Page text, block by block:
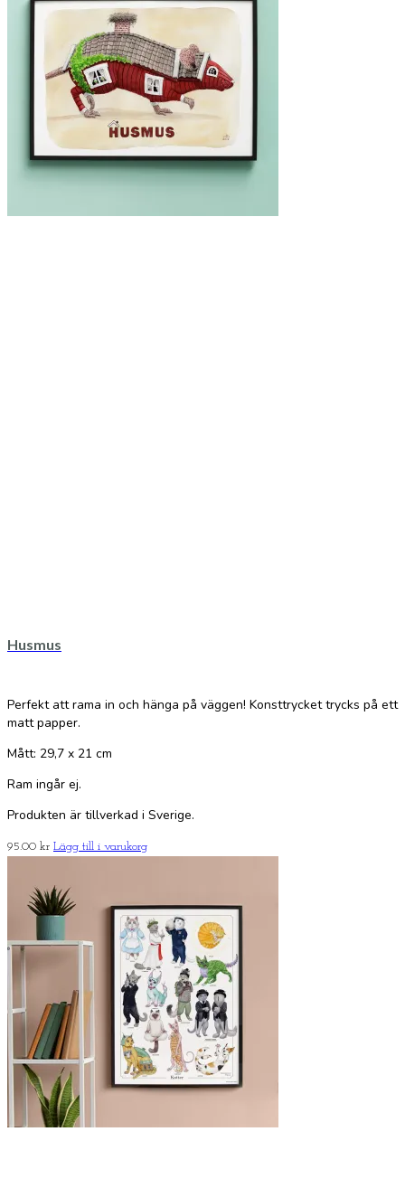
Husmus
Perfekt att rama in och hänga på väggen! Konsttrycket trycks på ett
matt papper.
Mått: 29,7 x 21 cm
Ram ingår ej.
Produkten är tillverkad i Sverige.
95.00 kr Lägg till i varukorg